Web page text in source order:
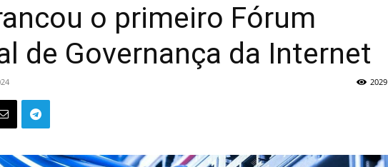
o primeiro Fórum
de Governança da Internet
2029